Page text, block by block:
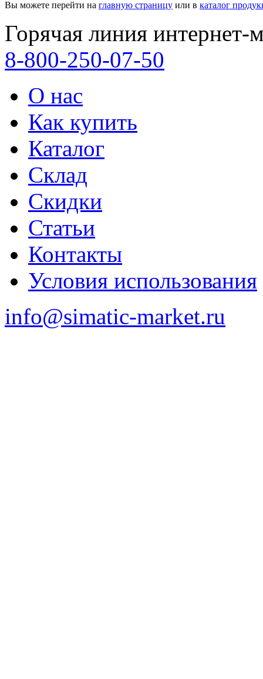
Вы можете перейти на главную страницу или в каталог
Горячая линия интернет-
8-800-250-07-50
О нас
Как купить
Каталог
Склад
Скидки
Статьи
Контакты
Условия использования
info@simatic-market.ru